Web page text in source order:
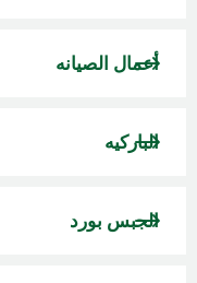
أعمال الصيانه
الباركيه
الجبس بورد